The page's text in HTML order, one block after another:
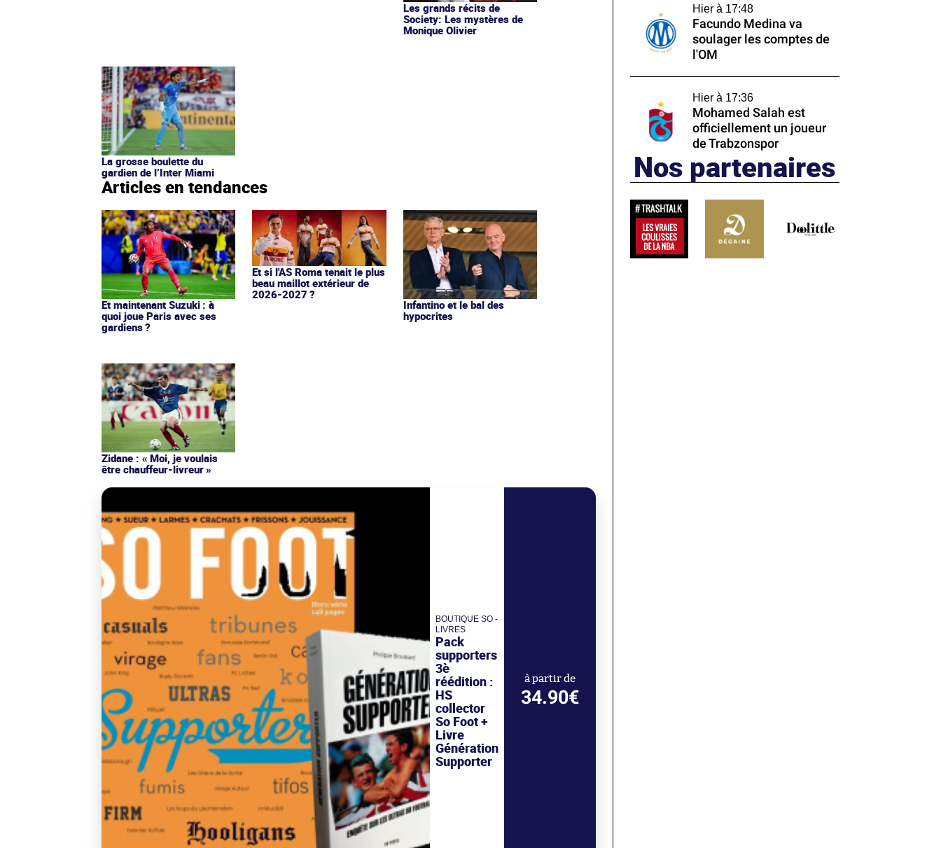
Les grands récits de
Society: Les mystères de
Monique Olivier
La grosse boulette du
gardien de l’Inter Miami
Articles en tendances
Et maintenant Suzuki : à
quoi joue Paris avec ses
gardiens ?
Et si l'AS Roma tenait le plus
beau maillot extérieur de
2026-2027 ?
Infantino et le bal des
hypocrites
Zidane : « Moi, je voulais
être chauffeur-livreur »
BOUTIQUE SO -
LIVRES
Pack
supporters
3è
réédition :
HS
collector
So Foot +
Livre
Génération
Supporter
à partir de
34.90€
Hier à 17:48
Facundo Medina va
soulager les comptes de
l'OM
Hier à 17:36
Mohamed Salah est
officiellement un joueur
de Trabzonspor
Nos partenaires